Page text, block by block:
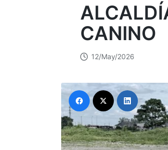
CANINO
12/May/2026